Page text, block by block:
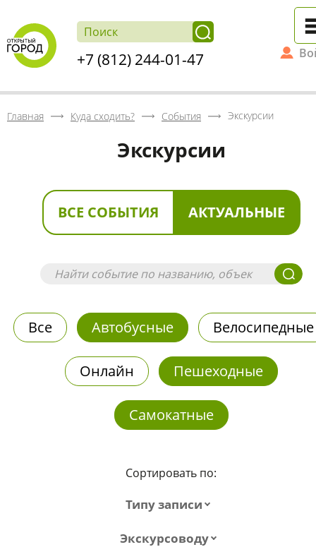
+7 (812) 244-01-47
Главная Куда сходить? События Экскурсии
Экскурсии
ВСЕ СОБЫТИЯ АКТУАЛЬНЫЕ
Все Автобусные Велосипедные
Онлайн Пешеходные
Самокатные
Сортировать по:
Типу записи
Экскурсоводу